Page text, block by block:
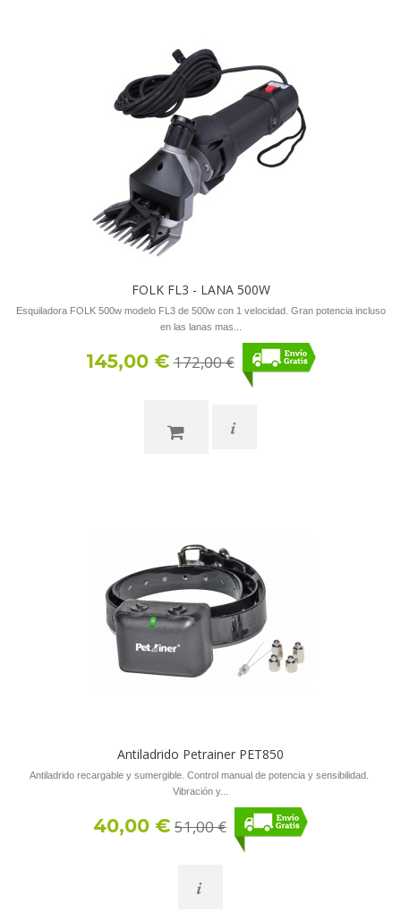
FOLK FL3 - LANA 500W
Esquiladora FOLK 500w modelo FL3 de 500w con 1 velocidad. Gran potencia incluso
en las lanas mas...
145,00 €172,00 €
i
Antiladrido Petrainer PET850
Antiladrido recargable y sumergible. Control manual de potencia y sensibilidad.
Vibración y...
40,00 € 51,00 €
i